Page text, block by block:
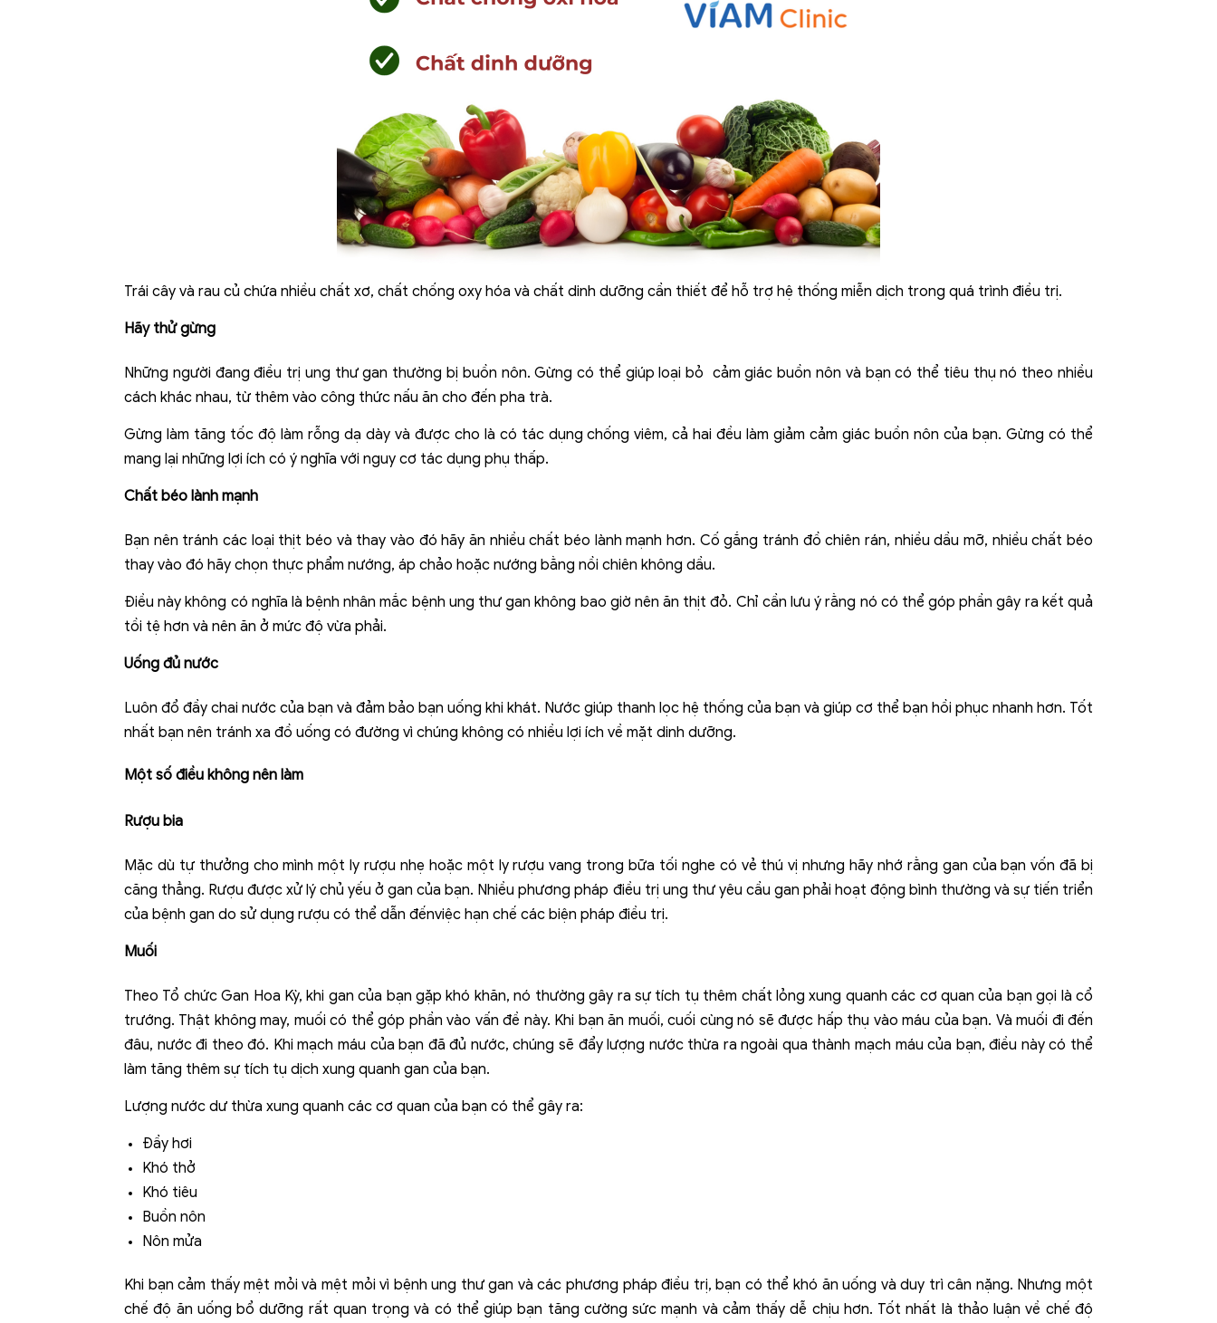
Trái cây và rau củ chứa nhiều chất xơ, chất chống oxy hóa và chất dinh dưỡng cần thiết để hỗ trợ hệ thống miễn dịch trong quá trình điều trị.
Hãy thử gừng
Những người đang điều trị ung thư gan thường bị buồn nôn. Gừng có thể giúp loại bỏ cảm giác buồn nôn và bạn có thể tiêu thụ nó theo nhiều
cách khác nhau, từ thêm vào công thức nấu ăn cho đến pha trà.
Gừng làm tăng tốc độ làm rỗng dạ dày và được cho là có tác dụng chống viêm, cả hai đều làm giảm cảm giác buồn nôn của bạn. Gừng có thể
mang lại những lợi ích có ý nghĩa với nguy cơ tác dụng phụ thấp.
Chất béo lành mạnh
Bạn nên tránh các loại thịt béo và thay vào đó hãy ăn nhiều chất béo lành mạnh hơn. Cố gắng tránh đồ chiên rán, nhiều dầu mỡ, nhiều chất béo
thay vào đó hãy chọn thực phẩm nướng, áp chảo hoặc nướng bằng nồi chiên không dầu.
Điều này không có nghĩa là bệnh nhân mắc bệnh ung thư gan không bao giờ nên ăn thịt đỏ. Chỉ cần lưu ý rằng nó có thể góp phần gây ra kết quả
tồi tệ hơn và nên ăn ở mức độ vừa phải.
Uống đủ nước
Luôn đổ đầy chai nước của bạn và đảm bảo bạn uống khi khát. Nước giúp thanh lọc hệ thống của bạn và giúp cơ thể bạn hồi phục nhanh hơn. Tốt
nhất bạn nên tránh xa đồ uống có đường vì chúng không có nhiều lợi ích về mặt dinh dưỡng.
Một số điều không nên làm
Rượu bia
Mặc dù tự thưởng cho mình một ly rượu nhẹ hoặc một ly rượu vang trong bữa tối nghe có vẻ thú vị nhưng hãy nhớ rằng gan của bạn vốn đã bị
căng thẳng. Rượu được xử lý chủ yếu ở gan của bạn. Nhiều phương pháp điều trị ung thư yêu cầu gan phải hoạt động bình thường và sự tiến triển
của bệnh gan do sử dụng rượu có thể dẫn đếnviệc hạn chế các biện pháp điều trị.
Muối
Theo Tổ chức Gan Hoa Kỳ, khi gan của bạn gặp khó khăn, nó thường gây ra sự tích tụ thêm chất lỏng xung quanh các cơ quan của bạn gọi là cổ
trướng. Thật không may, muối có thể góp phần vào vấn đề này. Khi bạn ăn muối, cuối cùng nó sẽ được hấp thụ vào máu của bạn. Và muối đi đến
đâu, nước đi theo đó. Khi mạch máu của bạn đã đủ nước, chúng sẽ đẩy lượng nước thừa ra ngoài qua thành mạch máu của bạn, điều này có thể
làm tăng thêm sự tích tụ dịch xung quanh gan của bạn.
Lượng nước dư thừa xung quanh các cơ quan của bạn có thể gây ra:
Đầy hơi
Khó thở
Khó tiêu
Buồn nôn
Nôn mửa
Khi bạn cảm thấy mệt mỏi và mệt mỏi vì bệnh ung thư gan và các phương pháp điều trị, bạn có thể khó ăn uống và duy trì cân nặng. Nhưng một
chế độ ăn uống bổ dưỡng rất quan trọng và có thể giúp bạn tăng cường sức mạnh và cảm thấy dễ chịu hơn. Tốt nhất là thảo luận về chế độ